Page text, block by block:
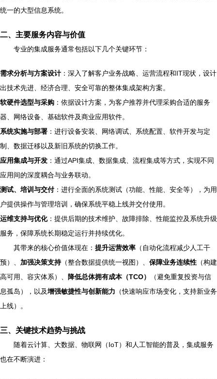
统一的大型信息系统。
二、主要服务内容与价值
专业的集成服务通常包括以下几个关键环节：
需求分析与方案设计 ：深入了解客户业务战略、运营流程和IT现状，设计
出技术先进、经济合理、安全可靠的整体集成架构方案。
软硬件选型与采购 ：依据设计方案，为客户推荐并代理采购合适的服务
器、网络设备、基础软件及商业应用软件。
系统实施与部署 ：进行设备安装、网络调试、系统配置、软件开发与定
制、数据迁移以及新旧系统的切换工作。
应用集成与开发 ：通过API集成、数据集成、流程集成等方式，实现不同
应用间的深度耦合与业务联动。
测试、培训与交付：进行全面的系统测试（功能、性能、安全等），为用
户提供操作与管理培训，确保系统平稳上线并交付使用。
运维支持与优化：提供后期的技术维护、故障排除、性能监控及系统升级
服务，保障系统长期稳定运行并持续优化。
其带来的核心价值体现在： 提升运营效率 （自动化流程减少人工干
预）、 加强决策支持（整合数据提供统一视图）、 保障业务连续性 （构建
高可用、容灾体系）、
降低总体拥有成本（TCO）
（避免重复投资与信
息孤岛），以及增强敏捷性与创新能力 （快速响应市场变化，支持新业务
上线）。
三、关键技术趋势与挑战
随着云计算、大数据、物联网（IoT）和人工智能的普及，集成服务
也在不断演进：